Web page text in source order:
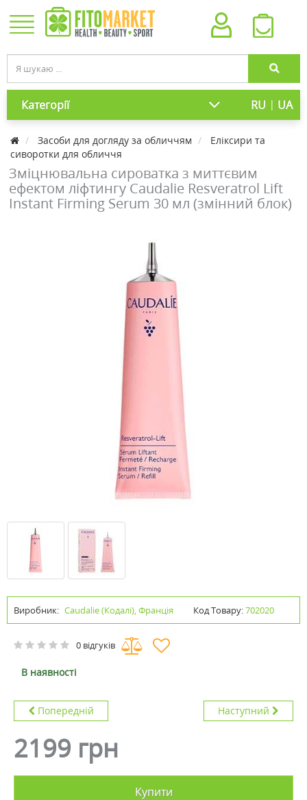
Категорії RU | UA
Засоби для догляду за обличчям
Еліксири та
сиворотки для обличчя
Зміцнювальна сироватка з миттєвим
ефектом ліфтингу Caudalie Resveratrol Lift
Instant Firming Serum 30 мл (змінний блок)
Виробник: Caudalie (Кодалі), Франція Код Товару:702020
0 відгуків
В наявності
Попередній Наступний
2199 грн
Купити